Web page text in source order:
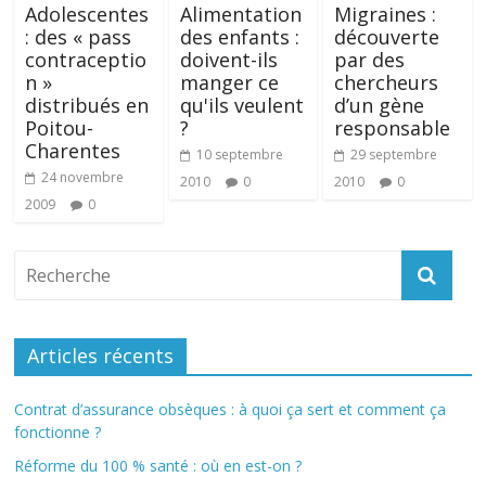
Adolescentes
: des « pass
contraceptio
n »
distribués en
Poitou-
Charentes
24 novembre
2009
0
Alimentation
des enfants :
doivent-ils
manger ce
qu'ils veulent
?
10 septembre
2010
0
Migraines :
découverte
par des
chercheurs
d’un gène
responsable
29 septembre
2010
0
Articles récents
Contrat d’assurance obsèques : à quoi ça sert et comment ça
fonctionne ?
Réforme du 100 % santé : où en est-on ?